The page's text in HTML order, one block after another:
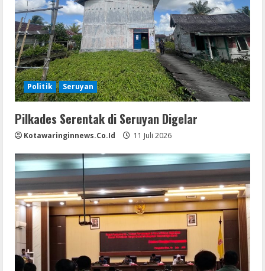
Politik Seruyan
Pilkades Serentak di Seruyan Digelar
Kotawaringinnews.co.id 11 Juli 2026